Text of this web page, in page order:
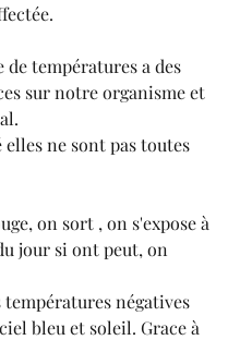
de températures a des
sur notre organisme et
elles ne sont pas toutes
on sort , on s'expose à
jour si ont peut, on
températures négatives
bleu et soleil. Grace à